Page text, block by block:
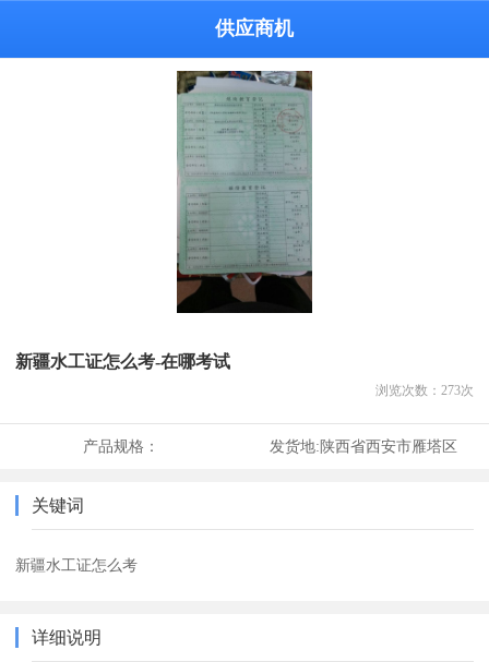
供应商机
新疆水工证怎么考-在哪考试
浏览次数： 273次
产品规格： 发货地:陕西省西安市雁塔区
关键词
新疆水工证怎么考
详细说明